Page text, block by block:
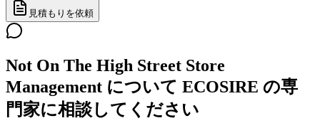
見積もりを依頼
Not On The High Street Store
Management について ECOSIRE の専
門家に相談してください